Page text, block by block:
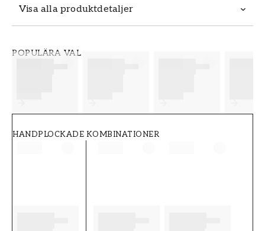
Visa alla produktdetaljer
POPULÄRA VAL
HANDPLOCKADE KOMBINATIONER